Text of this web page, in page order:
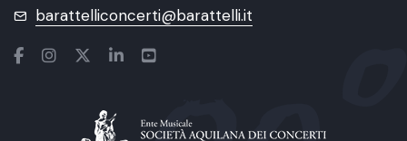
barattelliconcerti@barattelli.it